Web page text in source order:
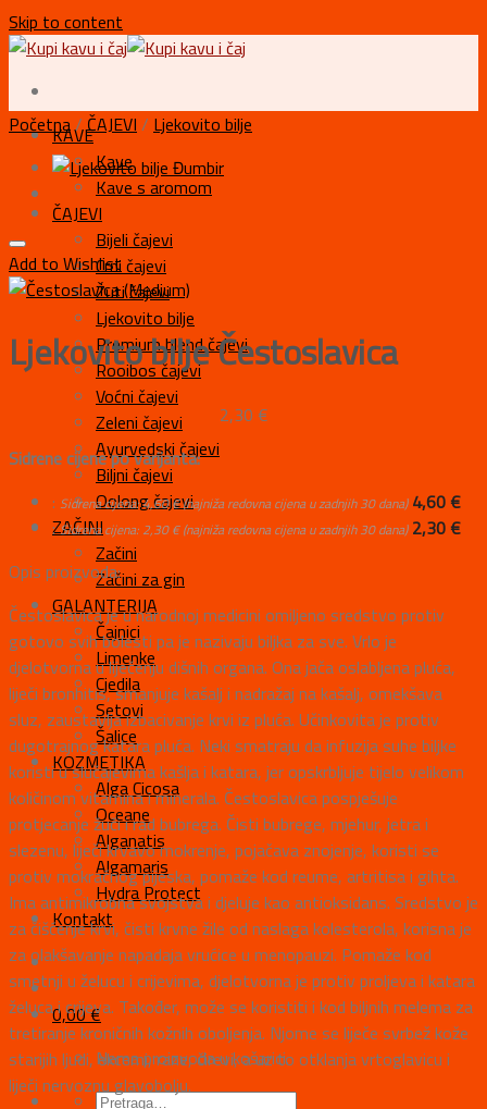
Skip to content
KAVE
Kave
Kave s aromom
ČAJEVI
Bijeli čajevi
Crni čajevi
Žuti čajevi
Ljekovito bilje
Premium blend čajevi
Rooibos čajevi
Voćni čajevi
Zeleni čajevi
Ayurvedski čajevi
Biljni čajevi
Oolong čajevi
ZAČINI
Začini
Začini za gin
GALANTERIJA
Čajnici
Limenke
Cjedila
Setovi
Šalice
KOZMETIKA
Alga Cicosa
Oceane
Alganatis
Algamaris
Hydra Protect
Kontakt
0,00€
Nema proizvoda u košarici.
Početna/ČAJEVI / Ljekovito bilje
Add to Wishlist
Ljekovito bilje Čestoslavica
2,30 €
Sidrene cijene po varijanta:
: Sidrena cijena:4,60€(najniža redovna cijena u zadnjih 30 dana) 4,60€
:Sidrena cijena: 2,30€(najniža redovna cijena u zadnjih 30 dana) 2,30€
Opis proizvoda:
Čestoslavica je u narodnoj medicini omiljeno sredstvo protiv
gotovo svih bolesti pa je nazivaju biljka za sve. Vrlo je
djelotvorna u liječenju dišnih organa. Ona jača oslabljena pluća,
liječi bronhitis, smanjuje kašalj i nadražaj na kašalj, omekšava
sluz, zaustavlja izbacivanje krvi iz pluća. Učinkovita je protiv
dugotrajnog katara pluća. Neki smatraju da infuzija suhe biljke
koristi u slučajevima kašlja i katara, jer opskrbljuje tijelo velikom
količinom vitamina i minerala. Čestoslavica pospješuje
protjecanje žuči i rad bubrega. Čisti bubrege, mjehur, jetra i
slezenu, liječi krvavo mokrenje, pojačava znojenje, koristi se
protiv mokraćnog pijeska, pomaže kod reume, artritisa i gihta.
Ima antimikrobna svojstva i djeluje kao antioksidans. Sredstvo je
za čišćenje krvi, čisti krvne žile od naslaga kolesterola, korisna je
za olakšavanje napadaja vrućice u menopauzi. Pomaže kod
smetnji u želucu i crijevima, djelotvorna je protiv proljeva i katara
želuca i crijeva. Također, može se koristiti i kod biljnih melema za
tretiranje kroničnih kožnih oboljenja. Njome se liječe svrbež kože
starijih ljudi, ekcemi, rane, čirevi, a uz to otklanja vrtoglavicu i
liječi nervoznu glavobolju.